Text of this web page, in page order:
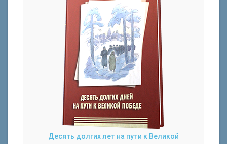
Десять долгих лет на пути к Великой